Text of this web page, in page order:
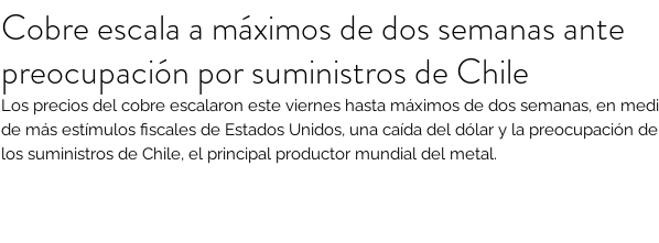
Cobre escala a máximos de dos semanas ante
preocupación por suministros de Chile
Los precios del cobre escalaron este viernes hasta máximos de dos semanas, en
de más estímulos fiscales de Estados Unidos, una caída del dólar y la preocupación
los suministros de Chile, el principal productor mundial del metal.